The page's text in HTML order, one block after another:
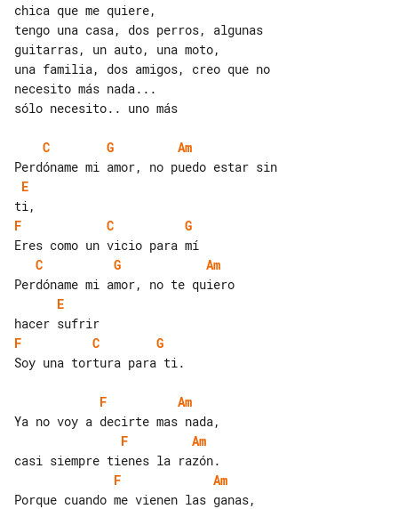
chica que me quiere,
tengo una casa, dos perros, algunas
guitarras, un auto, una moto,
una familia, dos amigos, creo que no
necesito más nada...
sólo necesito.. uno más
C G
Am
E
F
C
G
C
G
Am
E
F
C
G
Soy una tortura para ti.
F
Am
F
Am
F
Am